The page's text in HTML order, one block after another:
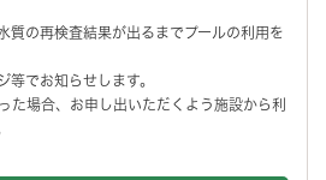
質の再検査結果が出るまでプールの利用を
等でお知らせします。
た場合、お申し出いただくよう施設から利